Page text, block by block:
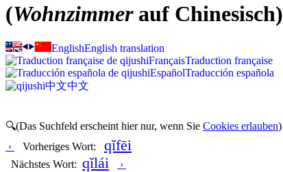
(Wohnzimmerauf Chinesisch)
EnglishEnglish translation
FrançaisTraduction française
EspañolTraducción española
中文中文
🔍(Das Suchfeld erscheint hier nur, wenn Sie Cookies erlauben)
‹
Vorheriges Wort: qĭfēi
Nächstes Wort: qĭlái ›